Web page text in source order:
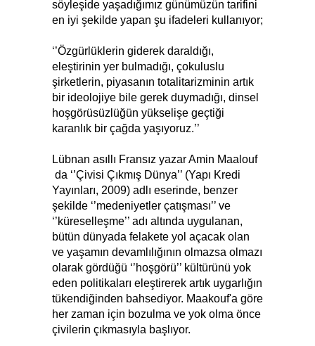
söyleşide yaşadığımız günümüzün tarifini
en iyi şekilde yapan şu ifadeleri kullanıyor;
‘’Özgürlüklerin giderek daraldığı,
eleştirinin yer bulmadığı, çokuluslu
şirketlerin, piyasanın totalitarizminin artık
bir ideolojiye bile gerek duymadığı, dinsel
hoşgörüsüzlüğün yükselişe geçtiği
karanlık bir çağda yaşıyoruz.’’
Lübnan asıllı Fransız yazar Amin Maalouf
da ‘’Çivisi Çıkmış Dünya’’ (Yapı Kredi
Yayınları, 2009) adlı eserinde, benzer
şekilde ‘’medeniyetler çatışması’’ ve
‘’küreselleşme’’ adı altında uygulanan,
bütün dünyada felakete yol açacak olan
ve yaşamın devamlılığının olmazsa olmazı
olarak gördüğü ‘’hoşgörü’’ kültürünü yok
eden politikaları eleştirerek artık uygarlığın
tükendiğinden bahsediyor. Maakouf'a göre
her zaman için bozulma ve yok olma önce
çivilerin çıkmasıyla başlıyor.